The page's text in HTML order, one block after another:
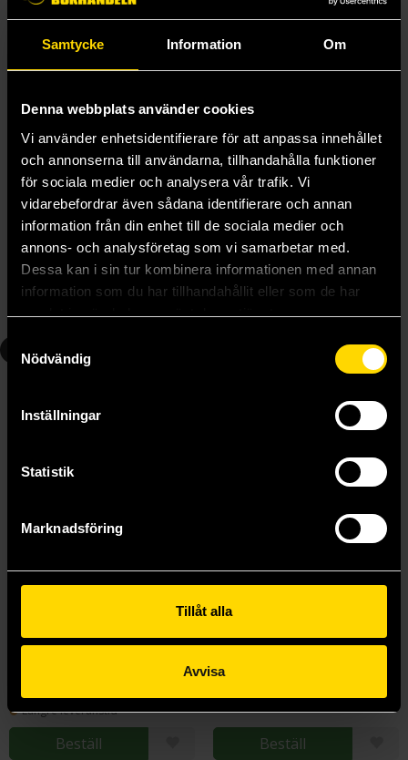
Samtycke Information Om
Denna webbplats använder cookies
Vi använder enhetsidentifierare för att anpassa innehållet
och annonserna till användarna, tillhandahålla funktioner
för sociala medier och analysera vår trafik. Vi
vidarebefordrar även sådana identifierare och annan
information från din enhet till de sociala medier och
annons- och analysföretag som vi samarbetar med.
Dessa kan i sin tur kombinera informationen med annan
information som du har tillhandahållit eller som de har
samlat in när du har använt deras tjänster.
Samtyckesval
Nödvändig
Inställningar
Statistik
Marknadsföring
Tillåt alla
Avvisa
Heartstopper Vol 3
Alice Oseman
239 kr
Beställ
Heartstopper Vol 4
Alice Oseman
239 kr
Längre leveranstid
Beställ
Heartstopper Vol 5
Längre leveranstid
Beställ
Heartstopper Vol 6
Beställ